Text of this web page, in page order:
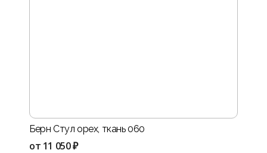
Берн Стул орех, ткань 060
от 11 050 ₽